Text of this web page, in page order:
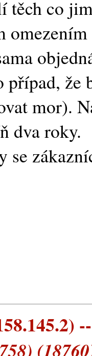
těch co
případ, že
mor).
dva roky.
se